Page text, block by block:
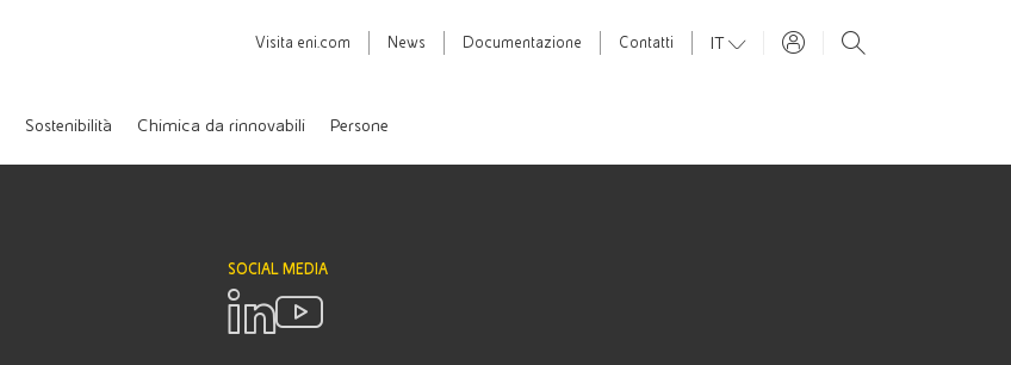
Visita eni.com News Documentazione Contatti IT
Sostenibilità Chimica da rinnovabili Persone
SOCIAL MEDIA